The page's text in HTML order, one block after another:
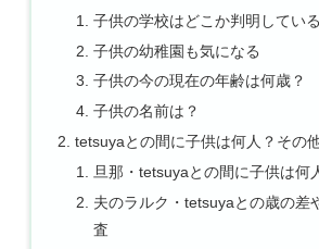
子供の学校はどこか判明してい
子供の幼稚園も気になる
子供の今の現在の年齢は何歳？
子供の名前は？
tetsuyaとの間に子供は何人？その
旦那・tetsuyaとの間に子供は何
夫のラルク・tetsuyaとの歳の差
査